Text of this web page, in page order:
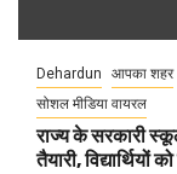
Dehardun आपका शहर
सोशल मीडिया वायरल
राज्य के सरकारी
तैयारी, विद्यार्थियों